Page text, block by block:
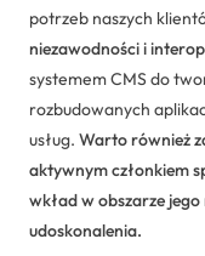
potrzeb naszych
niezawodności i
systemem CMS do
rozbudowanych
usług. Warto również
aktywnym członkiem
wkład w obszarze
udoskonalenia.